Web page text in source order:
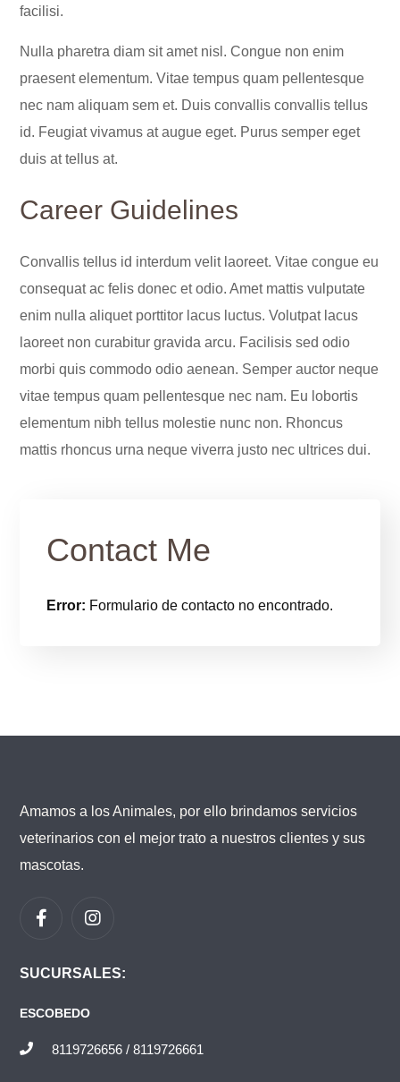
facilisi.
Nulla pharetra diam sit amet nisl. Congue non enim
praesent elementum. Vitae tempus quam pellentesque
nec nam aliquam sem et. Duis convallis convallis tellus
id. Feugiat vivamus at augue eget. Purus semper eget
duis at tellus at.
Career Guidelines
Convallis tellus id interdum velit laoreet. Vitae congue eu
consequat ac felis donec et odio. Amet mattis vulputate
enim nulla aliquet porttitor lacus luctus. Volutpat lacus
laoreet non curabitur gravida arcu. Facilisis sed odio
morbi quis commodo odio aenean. Semper auctor neque
vitae tempus quam pellentesque nec nam. Eu lobortis
elementum nibh tellus molestie nunc non. Rhoncus
mattis rhoncus urna neque viverra justo nec ultrices dui.
Contact Me
Error: Formulario de contacto no encontrado.
Amamos a los Animales, por ello brindamos servicios
veterinarios con el mejor trato a nuestros clientes y sus
mascotas.
SUCURSALES:
ESCOBEDO
8119726656 / 8119726661